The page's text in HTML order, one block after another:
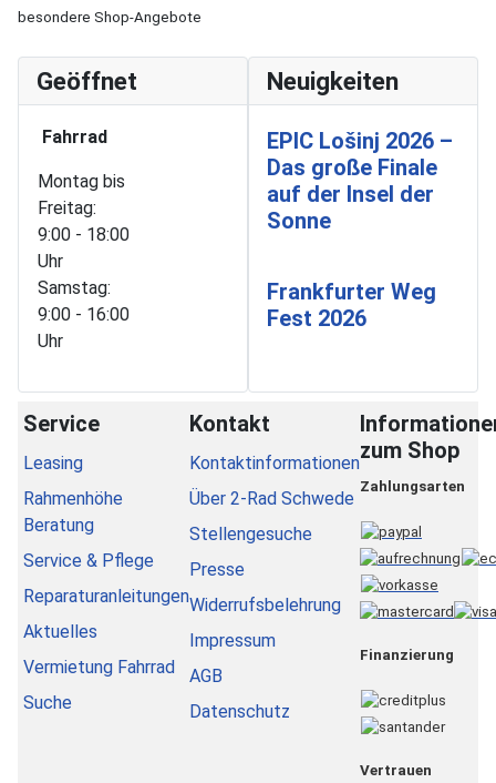
besondere Shop-Angebote
Geöffnet
Fahrrad
Montag bis
Freitag:
9:00 - 18:00
Uhr
Samstag:
9:00 - 16:00
Uhr
Neuigkeiten
EPIC Lošinj 2026 –
Das große Finale
auf der Insel der
Sonne
Frankfurter Weg
Fest 2026
Service
Leasing
Rahmenhöhe
Beratung
Service & Pflege
Reparaturanleitungen
Aktuelles
Vermietung Fahrrad
Suche
Kontakt
Kontaktinformationen
Über 2-Rad Schwede
Stellengesuche
Presse
Widerrufsbelehrung
Impressum
AGB
Datenschutz
zum Shop
Zahlungsarten
Finanzierung
Vertrauen